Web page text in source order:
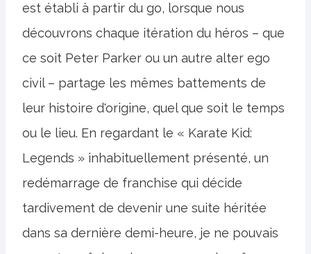
est établi à partir du go, lorsque nous
découvrons chaque itération du héros – que
ce soit Peter Parker ou un autre alter ego
civil – partage les mêmes battements de
leur histoire d'origine, quel que soit le temps
ou le lieu. En regardant le « Karate Kid:
Legends » inhabituellement présenté, un
redémarrage de franchise qui décide
tardivement de devenir une suite héritée
dans sa dernière demi-heure, je ne pouvais